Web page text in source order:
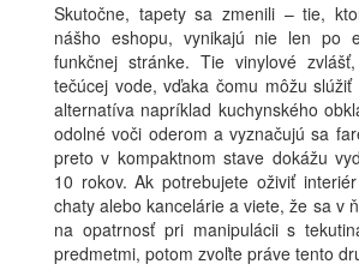
Skutočne, tapety sa zmenili – tie,
nášho eshopu, vynikajú nie len po
funkčnej stránke. Tie vinylové
tečúcej vode, vďaka čomu môžu
alternatíva napríklad kuchynského
odolné voči oderom a vyznačujú sa
preto v kompaktnom stave dokážu
10 rokov. Ak potrebujete oživiť
chaty alebo kancelárie a viete, že sa v
na opatrnosť pri manipulácii s
predmetmi, potom zvoľte práve tento